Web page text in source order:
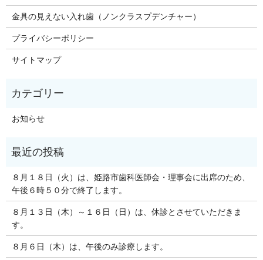
金具の見えない入れ歯（ノンクラスプデンチャー）
プライバシーポリシー
サイトマップ
お知らせ
８月１８日（火）は、姫路市歯科医師会・理事会に出席のため、
午後６時５０分で終了します。
８月１３日（木）～１６日（日）は、休診とさせていただきま
す。
８月６日（木）は、午後のみ診療します。